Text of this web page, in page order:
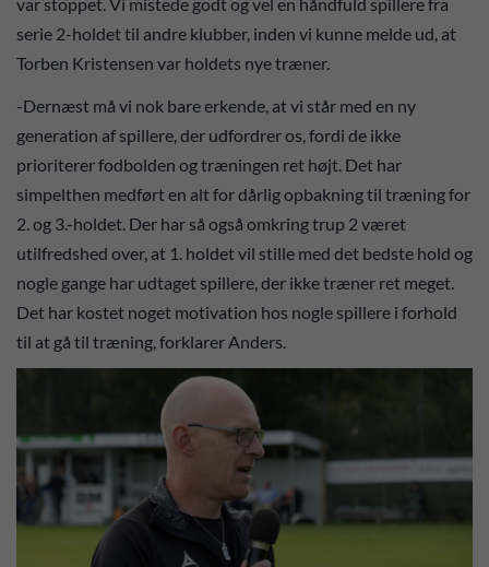
serie 2-holdet til andre klubber, inden vi kunne melde ud, at
Torben Kristensen var holdets nye træner.
-Dernæst må vi nok bare erkende, at vi står med en ny
generation af spillere, der udfordrer os, fordi de ikke
prioriterer fodbolden og træningen ret højt. Det har
simpelthen medført en alt for dårlig opbakning til træning for
2. og 3.-holdet. Der har så også omkring trup 2 været
utilfredshed over, at 1. holdet vil stille med det bedste hold og
nogle gange har udtaget spillere, der ikke træner ret meget.
Det har kostet noget motivation hos nogle spillere i forhold
til at gå til træning, forklarer Anders.